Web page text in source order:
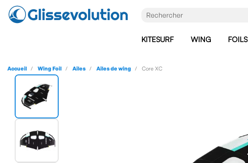
KITESURF WING FOILS
Accueil Wing Foil Ailes Ailes de wing Core XC